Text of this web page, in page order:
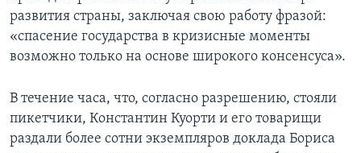
развития страны, заключая свою работу фразой:
«спасение государства в кризисные моменты
возможно только на основе широкого консенсуса».
В течение часа, что, согласно разрешению, стояли
пикетчики, Константин Куорти и его товарищи
раздали более сотни экземпляров доклада Бориса